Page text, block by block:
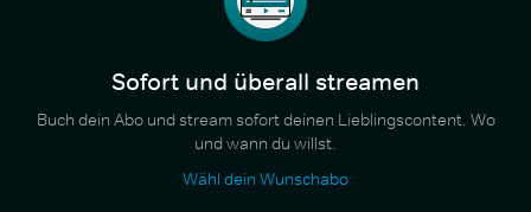
Sofort und überall streamen
Buch dein Abo und stream sofort deinen Lieblingscontent. Wo
und wann du willst.
Wähl dein Wunschabo